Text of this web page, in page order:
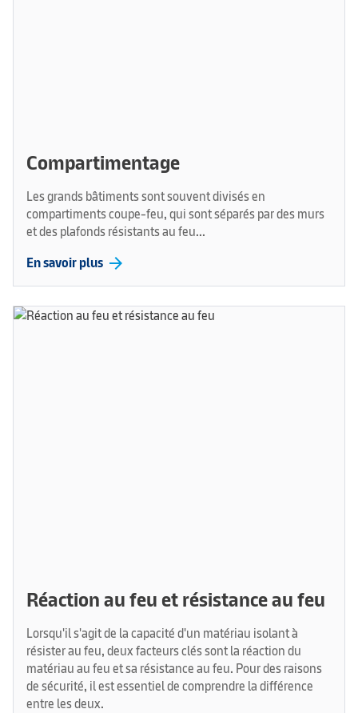
Compartimentage
Les grands bâtiments sont souvent divisés en
compartiments coupe-feu, qui sont séparés par des murs
et des plafonds résistants au feu...
En savoir plus arrow_forward
Réaction au feu et résistance au feu
Lorsqu'il s'agit de la capacité d'un matériau isolant à
résister au feu, deux facteurs clés sont la réaction du
matériau au feu et sa résistance au feu. Pour des raisons
de sécurité, il est essentiel de comprendre la différence
entre les deux.